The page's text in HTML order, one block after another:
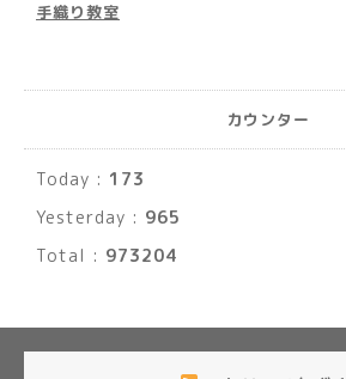
手織り教室
カウンター
Today : 173
Yesterday : 965
Total : 973204